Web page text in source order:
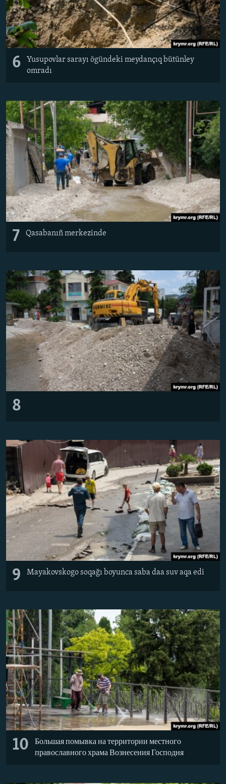
6
Yusupovlar sarayı ögündeki meydançıq bütünley
omradı
7 Qasabanıñ merkezinde
8
9 Mayakovskogo soqağı boyunca saba daa suv aqa edi
10
Большая помывка на территории местного
православного храма Вознесения Господня